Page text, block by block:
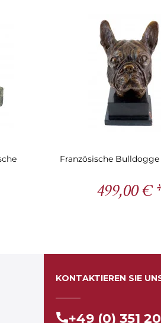
Französische Bulldogge
499,00 €
KONTAKTIEREN SIE
+49 (0) 351